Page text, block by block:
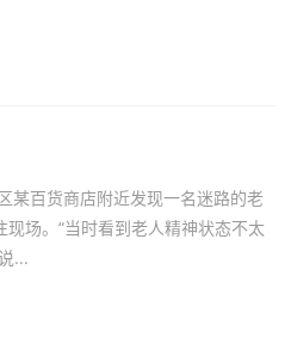
某百货商店附近发现一名迷路的老
场。“当时看到老人精神状态不太
...